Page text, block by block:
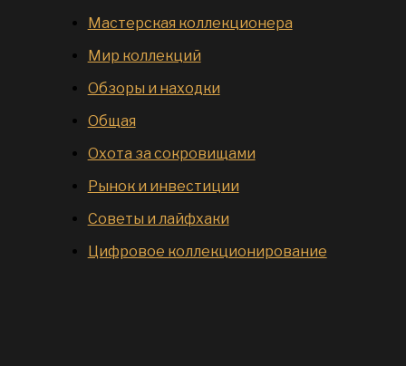
Мастерская коллекционера
Мир коллекций
Обзоры и находки
Общая
Охота за сокровищами
Рынок и инвестиции
Советы и лайфхаки
Цифровое коллекционирование